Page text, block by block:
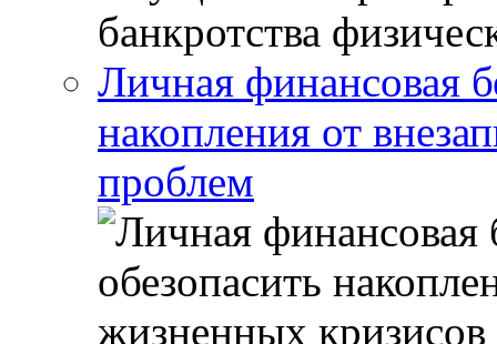
Личная финансовая
накопления от
проблем